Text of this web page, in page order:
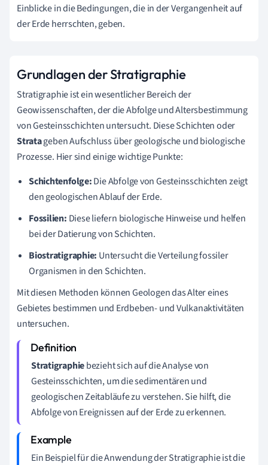
Einblicke in die Bedingungen, die in der Vergangenheit auf
der Erde herrschten, geben.
Grundlagen der Stratigraphie
Stratigraphie ist ein wesentlicher Bereich der
Geowissenschaften, der die Abfolge und Altersbestimmung
von Gesteinsschichten untersucht. Diese Schichten oder
Stratageben Aufschluss über geologische und biologische
Prozesse. Hier sind einige wichtige Punkte:
Schichtenfolge:Die Abfolge von Gesteinsschichten zeigt
den geologischen Ablauf der Erde.
Fossilien: Diese liefern biologische Hinweise und helfen
bei der Datierung von Schichten.
Biostratigraphie: Untersucht die Verteilung fossiler
Organismen in den Schichten.
Mit diesen Methoden können Geologen das Alter eines
Gebietes bestimmen und Erdbeben- und Vulkanaktivitäten
untersuchen.
Stratigraphiebezieht sich auf die Analyse von
Gesteinsschichten, um die sedimentären und
geologischen Zeitabläufe zu verstehen. Sie hilft, die
Abfolge von Ereignissen auf der Erde zu erkennen.
Ein Beispiel für die Anwendung der Stratigraphie ist die